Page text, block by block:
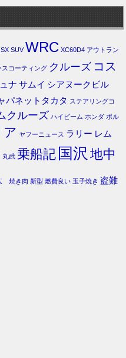
SUV WRC XC60D4 アウトラン
スコーティング クルーズ コス
ナ サムイ シアヌークビル
パネットタカタ ステアリングコ
クルーズ ハイビーム ホンダ ボル
ア ヤフーニュース ラリー レム
丸武 乗船記 国沢 地中
焼き肉 新型 燃費良い 玉子焼き 盗難